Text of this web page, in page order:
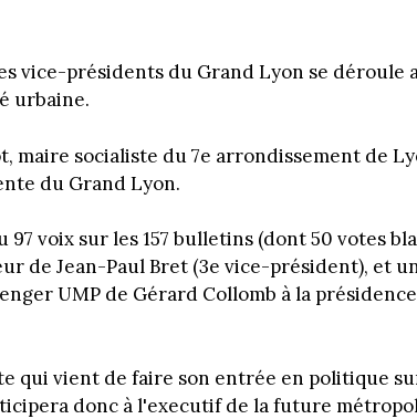
vice-présidents du Grand Lyon se déroule
urbaine.
maire socialiste du 7e arrondissement de
du Grand Lyon.
97 voix sur les 157 bulletins (dont 50 votes
de Jean-Paul Bret (3e vice-président), et
UMP de Gérard Collomb à la
qui vient de faire son entrée en politique
donc à l'executif de la future